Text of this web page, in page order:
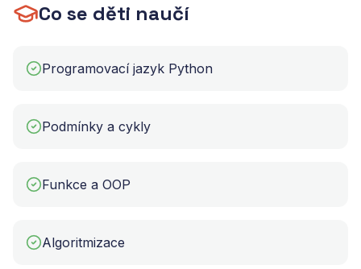
Co se děti naučí
Programovací jazyk Python
Podmínky a cykly
Funkce a OOP
Algoritmizace